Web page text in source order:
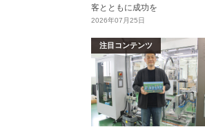
客とともに成功を
2026年07月25日
注目コンテンツ